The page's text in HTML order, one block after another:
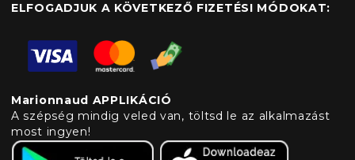
ELFOGADJUK A KÖVETKEZŐ FIZETÉSI MÓDOKAT:
Marionnaud APPLIKÁCIÓ
A szépség mindig veled van, töltsd le az alkalmazást
most ingyen!